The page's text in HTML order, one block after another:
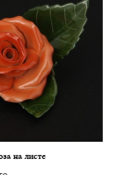
на листе